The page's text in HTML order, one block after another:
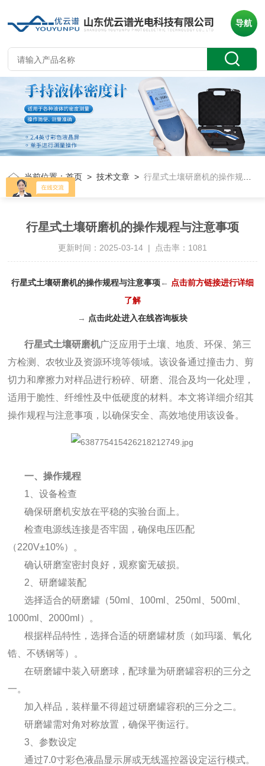
导航
当前位置：首页 >技术文章 >行星式土壤研磨机的操作规程与注意事项
行星式土壤研磨机的操作规程与注意事项
更新时间：2025-03-14 | 点击率：1081
行星式土壤研磨机的操作规程与注意事项← 点击前方链接进行详细
了解
→ 点击此处进入在线咨询板块
行星式土壤研磨机广泛应用于土壤、地质、环保、第三
方检测、农牧业及资源环境等领域。该设备通过撞击力、剪
切力和摩擦力对样品进行粉碎、研磨、混合及均一化处理，
适用于脆性、纤维性及中低硬度的材料。本文将详细介绍其
操作规程与注意事项，以确保安全、高效地使用该设备。
一、操作规程
1、设备检查
确保研磨机安放在平稳的实验台面上。
检查电源线连接是否牢固，确保电压匹配
（220V±10%）。
确认研磨室密封良好，观察窗无破损。
2、研磨罐装配
选择适合的研磨罐（50ml、100ml、250ml、500ml、
1000ml、2000ml）。
根据样品特性，选择合适的研磨罐材质（如玛瑙、氧化
锆、不锈钢等）。
在研磨罐中装入研磨球，配球量为研磨罐容积的三分之
一。
加入样品，装样量不得超过研磨罐容积的三分之二。
研磨罐需对角对称放置，确保平衡运行。
3、参数设定
通过7.0寸彩色液晶显示屏或无线遥控器设定运行模式。